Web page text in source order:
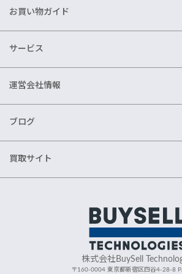
お買い物ガイド
サービス
運営会社情報
ブログ
買取サイト
株式会社BuySell
〒160-0004 東京都新宿区四谷4-28-8